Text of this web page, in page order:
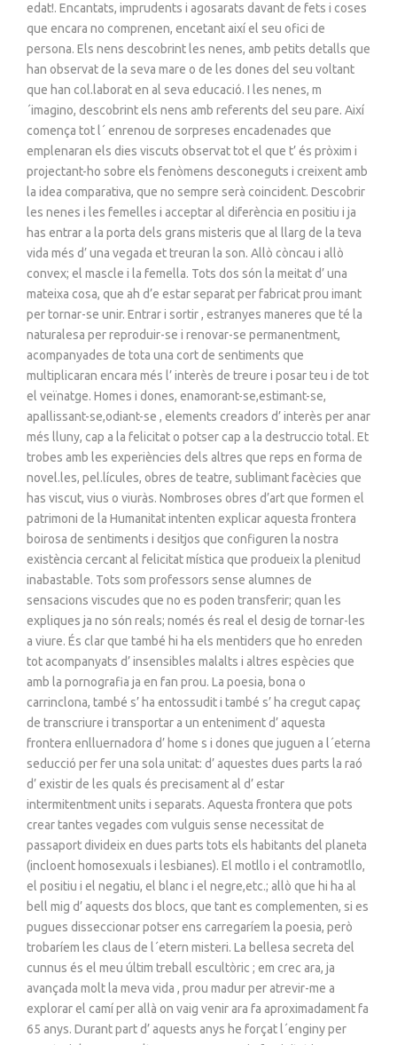
edat!. Encantats, imprudents i agosarats davant de fets i coses
que encara no comprenen, encetant així el seu ofici de
persona. Els nens descobrint les nenes, amb petits detalls que
han observat de la seva mare o de les dones del seu voltant
que han col.laborat en al seva educació. I les nenes, m
´imagino, descobrint els nens amb referents del seu pare. Així
comença tot l´ enrenou de sorpreses encadenades que
emplenaran els dies viscuts observat tot el que t’ és pròxim i
projectant-ho sobre els fenòmens desconeguts i creixent amb
la idea comparativa, que no sempre serà coincident. Descobrir
les nenes i les femelles i acceptar al diferència en positiu i ja
has entrar a la porta dels grans misteris que al llarg de la teva
vida més d’ una vegada et treuran la son. Allò còncau i allò
convex; el mascle i la femella. Tots dos són la meitat d’ una
mateixa cosa, que ah d’e estar separat per fabricat prou imant
per tornar-se unir. Entrar i sortir , estranyes maneres que té la
naturalesa per reproduir-se i renovar-se permanentment,
acompanyades de tota una cort de sentiments que
multiplicaran encara més l’ interès de treure i posar teu i de tot
el veïnatge. Homes i dones, enamorant-se,estimant-se,
apallissant-se,odiant-se , elements creadors d’ interès per anar
més lluny, cap a la felicitat o potser cap a la destruccio total. Et
trobes amb les experiències dels altres que reps en forma de
novel.les, pel.lícules, obres de teatre, sublimant facècies que
has viscut, vius o viuràs. Nombroses obres d’art que formen el
patrimoni de la Humanitat intenten explicar aquesta frontera
boirosa de sentiments i desitjos que configuren la nostra
existència cercant al felicitat mística que produeix la plenitud
inabastable. Tots som professors sense alumnes de
sensacions viscudes que no es poden transferir; quan les
expliques ja no són reals; només és real el desig de tornar-les
a viure. És clar que també hi ha els mentiders que ho enreden
tot acompanyats d’ insensibles malalts i altres espècies que
amb la pornografia ja en fan prou. La poesia, bona o
carrinclona, també s’ ha entossudit i també s’ ha cregut capaç
de transcriure i transportar a un enteniment d’ aquesta
frontera enlluernadora d’ home s i dones que juguen a l´eterna
seducció per fer una sola unitat: d’ aquestes dues parts la raó
d’ existir de les quals és precisament al d’ estar
intermitentment units i separats. Aquesta frontera que pots
crear tantes vegades com vulguis sense necessitat de
passaport divideix en dues parts tots els habitants del planeta
(incloent homosexuals i lesbianes). El motllo i el contramotllo,
el positiu i el negatiu, el blanc i el negre,etc.; allò que hi ha al
bell mig d’ aquests dos blocs, que tant es complementen, si es
pugues disseccionar potser ens carregaríem la poesia, però
trobaríem les claus de l´etern misteri. La bellesa secreta del
cunnus és el meu últim treball escultòric ; em crec ara, ja
avançada molt la meva vida , prou madur per atrevir-me a
explorar el camí per allà on vaig venir ara fa aproximadament fa
65 anys. Durant part d’ aquests anys he forçat l´enginy per